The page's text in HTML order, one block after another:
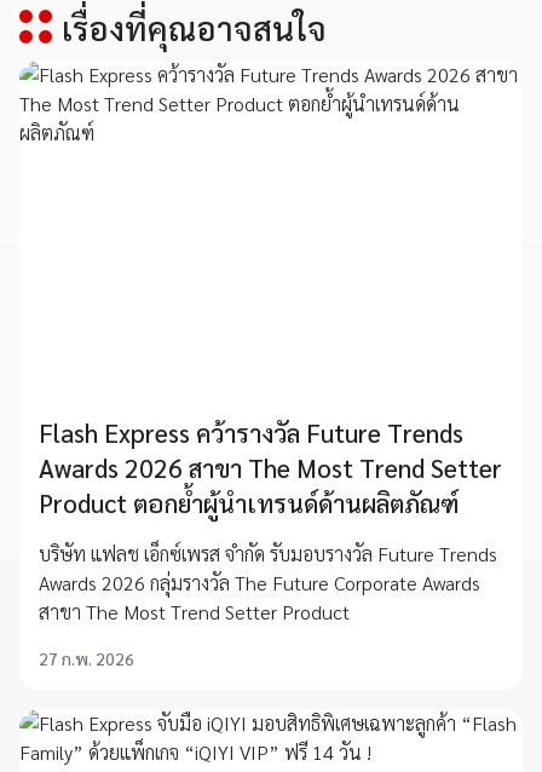
เรื่องที่คุณอาจสนใจ
Flash Express คว้ารางวัล Future Trends
Awards 2026 สาขา The Most Trend Setter
Product ตอกย้ำผู้นำเทรนด์ด้านผลิตภัณฑ์
บริษัท แฟลช เอ็กซ์เพรส จำกัด รับมอบรางวัล Future Trends
Awards 2026 กลุ่มรางวัล The Future Corporate Awards
สาขา The Most Trend Setter Product
27 ก.พ. 2026